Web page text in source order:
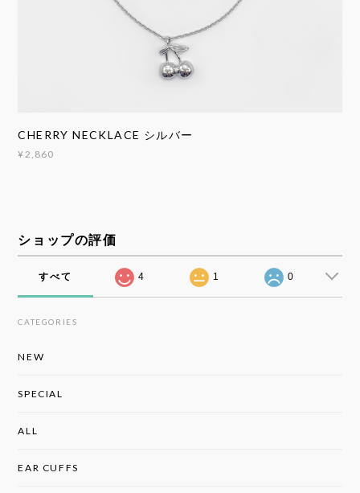
CHERRY NECKLACE シルバー
¥2,860
ショップの評価
すべて 4 1 0
CATEGORIES
NEW
SPECIAL
ALL
EAR CUFFS